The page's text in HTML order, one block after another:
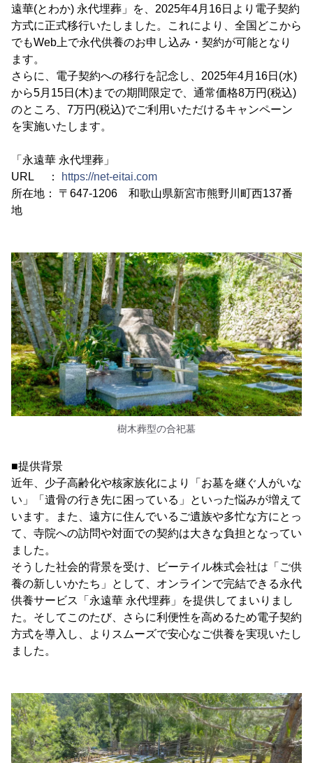
遠華(とわか) 永代埋葬」を、2025年4月16日より電子契約
方式に正式移行いたしました。これにより、全国どこから
でもWeb上で永代供養のお申し込み・契約が可能となり
ます。
さらに、電子契約への移行を記念し、2025年4月16日(水)
から5月15日(木)までの期間限定で、通常価格8万円(税込)
のところ、7万円(税込)でご利用いただけるキャンペーン
を実施いたします。
「永遠華 永代埋葬」
URL ：
https://net-eitai.com
所在地： 〒647-1206 和歌山県新宮市熊野川町西137番
地
樹木葬型の合祀墓
■提供背景
近年、少子高齢化や核家族化により「お墓を継ぐ人がいな
い」「遺骨の行き先に困っている」といった悩みが増えて
います。また、遠方に住んでいるご遺族や多忙な方にとっ
て、寺院への訪問や対面での契約は大きな負担となってい
ました。
そうした社会的背景を受け、ビーテイル株式会社は「ご供
養の新しいかたち」として、オンラインで完結できる永代
供養サービス「永遠華 永代埋葬」を提供してまいりまし
た。そしてこのたび、さらに利便性を高めるため電子契約
方式を導入し、よりスムーズで安心なご供養を実現いたし
ました。